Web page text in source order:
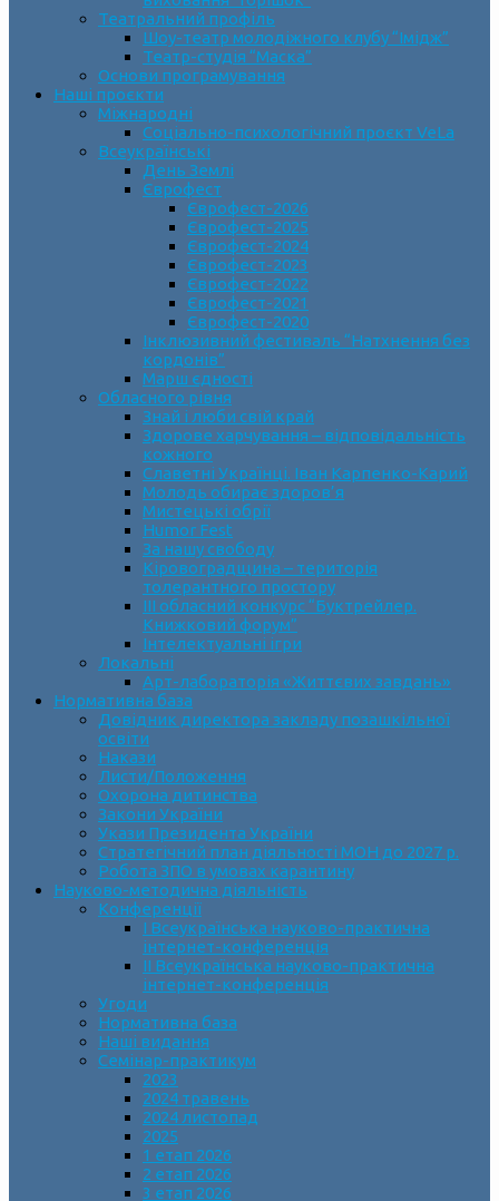
Театральний профіль
Шоу-театр молодіжного клубу “Імідж”
Театр-студія “Маска”
Основи програмування
Наші проєкти
Міжнародні
Соціально-психологічний проєкт VeLa
Всеукраїнські
День Землі
Єврофест
Єврофест-2026
Єврофест-2025
Єврофест-2024
Єврофест-2023
Єврофест-2022
Єврофест-2021
Єврофест-2020
Інклюзивний фестиваль “Натхнення без
кордонів”
Марш єдності
Обласного рівня
Знай і люби свій край
Здорове харчування – відповідальність
кожного
Славетні Українці. Іван Карпенко-Карий
Молодь обирає здоров’я
Мистецькі обрії
Humor Fest
За нашу свободу
Кіровоградщина – територія
толерантного простору
ІII обласний конкурс “Буктрейлер.
Книжковий форум”
Інтелектуальні ігри
Локальні
Арт-лабораторія «Життєвих завдань»
Нормативна база
Довідник директора закладу позашкільної
освіти
Накази
Листи/Положення
Охорона дитинства
Закони України
Укази Президента України
Стратегічний план діяльності МОН до 2027 р.
Робота ЗПО в умовах карантину
Науково-методична діяльність
Конференції
І Всеукраїнська науково-практична
інтернет-конференція
ІІ Всеукраїнська науково-практична
інтернет-конференція
Угоди
Нормативна база
Наші видання
Семінар-практикум
2023
2024 травень
2024 листопад
2025
1 етап 2026
2 етап 2026
3 етап 2026